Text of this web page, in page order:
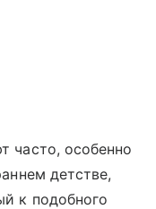
часто, особенно
детстве,
к подобного